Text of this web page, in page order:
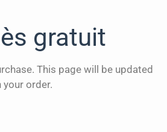
gratuit
This page will be updated
order.